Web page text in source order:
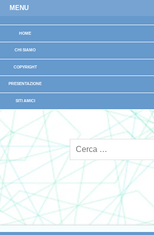
MENU
HOME
CHI SIAMO
COPYRIGHT
PRESENTAZIONE
SITI AMICI